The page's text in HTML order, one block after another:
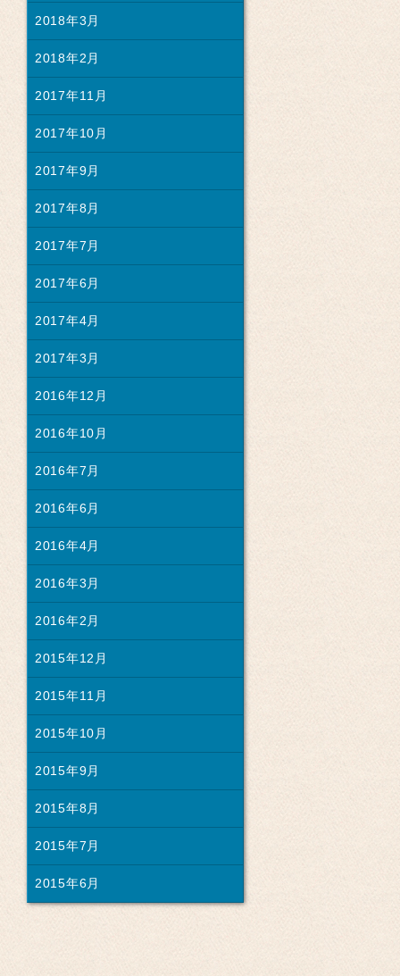
2018年3月
2018年2月
2017年11月
2017年10月
2017年9月
2017年8月
2017年7月
2017年6月
2017年4月
2017年3月
2016年12月
2016年10月
2016年7月
2016年6月
2016年4月
2016年3月
2016年2月
2015年12月
2015年11月
2015年10月
2015年9月
2015年8月
2015年7月
2015年6月